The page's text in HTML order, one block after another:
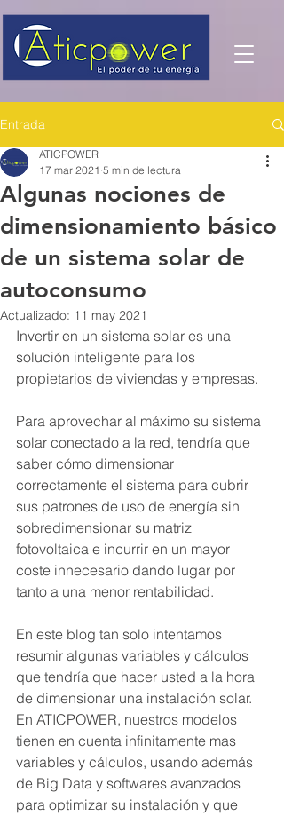
Entrada
Algunas nociones de
dimensionamiento básico
de un sistema solar de
autoconsumo
ATICPOWER
17 mar 2021 5 min de lectura
Actualizado: 11 may 2021
Invertir en un sistema solar es una
solución inteligente para los
propietarios de viviendas y empresas.
Para aprovechar al máximo su sistema
solar conectado a la red, tendría que
saber cómo dimensionar
correctamente el sistema para cubrir
sus patrones de uso de energía sin
sobredimensionar su matriz
fotovoltaica e incurrir en un mayor
coste innecesario dando lugar por
tanto a una menor rentabilidad.
En este blog tan solo intentamos
resumir algunas variables y cálculos
que tendría que hacer usted a la hora
de dimensionar una instalación solar.
En ATICPOWER, nuestros modelos
tienen en cuenta infinitamente mas
variables y cálculos, usando además
de Big Data y softwares avanzados
para optimizar su instalación y que